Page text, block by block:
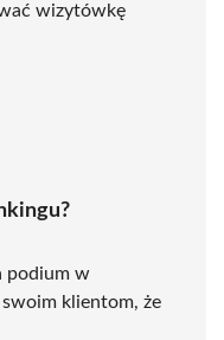
wizytówkę
podium w
klientom, że